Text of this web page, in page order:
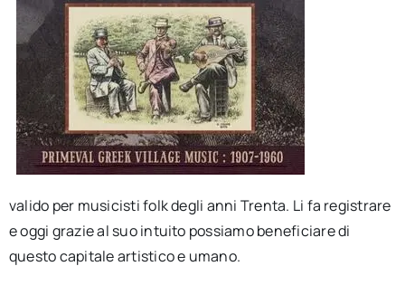
valido per musicisti folk degli anni Trenta. Li fa registrare
e oggi grazie al suo intuito possiamo beneficiare di
questo capitale artistico e umano.